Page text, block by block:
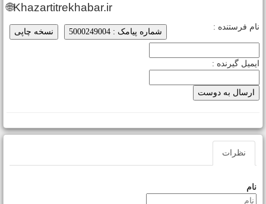
🌐Khazartitrekhabar.ir
نسخه چاپی شماره پیامک : 5000249004
فرستنده :
گیرنده :
نظرات
نام